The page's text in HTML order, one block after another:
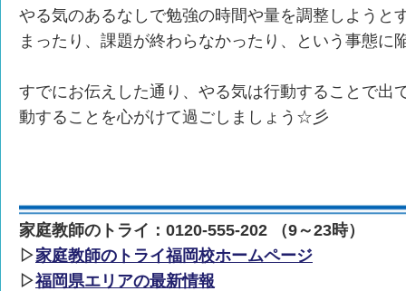
やる気のあるなしで勉強の時間や量を調整しようと
まったり、課題が終わらなかったり、という事態に
すでにお伝えした通り、やる気は行動することで出
動することを心がけて過ごしましょう☆彡
家庭教師のトライ：0120-555-202 （9～23時）
▷家庭教師のトライ福岡校ホームページ
▷福岡県エリアの最新情報